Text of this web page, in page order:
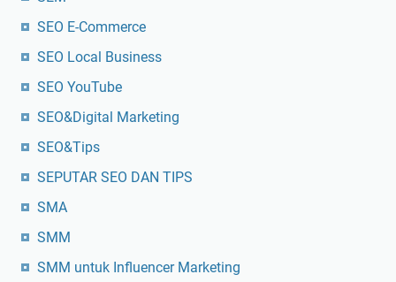
SEO E-Commerce
SEO Local Business
SEO YouTube
SEO&Digital Marketing
SEO&Tips
SEPUTAR SEO DAN TIPS
SMA
SMM
SMM untuk Influencer Marketing